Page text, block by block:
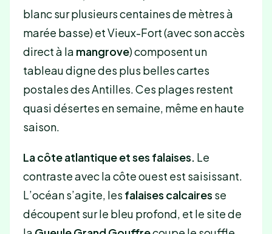
blanc sur plusieurs centaines de mètres à
marée basse) et Vieux-Fort (avec son accès
direct à la mangrove) composent un
tableau digne des plus belles cartes
postales des Antilles. Ces plages restent
quasi désertes en semaine, même en haute
saison.
La côte atlantique et ses falaises. Le
contraste avec la côte ouest est saisissant.
L’océan s’agite, les falaises calcaires se
découpent sur le bleu profond, et le site de